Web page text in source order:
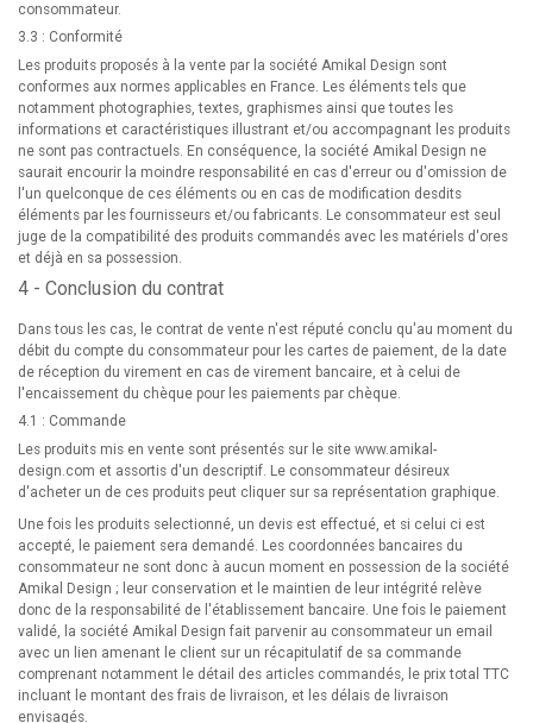
consommateur.
3.3 : Conformité
Les produits proposés à la vente par la société Amikal Design sont
conformes aux normes applicables en France. Les éléments tels que
notamment photographies, textes, graphismes ainsi que toutes les
informations et caractéristiques illustrant et/ou accompagnant les produits
ne sont pas contractuels. En conséquence, la société Amikal Design ne
saurait encourir la moindre responsabilité en cas d'erreur ou d'omission de
l'un quelconque de ces éléments ou en cas de modification desdits
éléments par les fournisseurs et/ou fabricants. Le consommateur est seul
juge de la compatibilité des produits commandés avec les matériels d'ores
et déjà en sa possession.
4 - Conclusion du contrat
Dans tous les cas, le contrat de vente n'est réputé conclu qu'au moment du
débit du compte du consommateur pour les cartes de paiement, de la date
de réception du virement en cas de virement bancaire, et à celui de
l'encaissement du chèque pour les paiements par chèque.
4.1 : Commande
Les produits mis en vente sont présentés sur le site www.amikal-
design.com et assortis d'un descriptif. Le consommateur désireux
d'acheter un de ces produits peut cliquer sur sa représentation graphique.
Une fois les produits selectionné, un devis est effectué, et si celui ci est
accepté, le paiement sera demandé. Les coordonnées bancaires du
consommateur ne sont donc à aucun moment en possession de la société
Amikal Design ; leur conservation et le maintien de leur intégrité relève
donc de la responsabilité de l'établissement bancaire. Une fois le paiement
validé, la société Amikal Design fait parvenir au consommateur un email
avec un lien amenant le client sur un récapitulatif de sa commande
comprenant notamment le détail des articles commandés, le prix total TTC
incluant le montant des frais de livraison, et les délais de livraison
envisagés.